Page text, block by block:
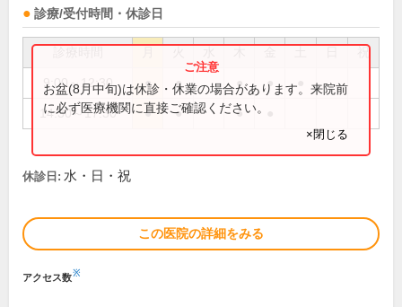
診療/受付時間・休診日
祝
9:00～12:30 ● ● ● ●
14:30～17:30 ● ● ●
お盆(8月中旬)は休診・休業の場合があります。来院前
に必ず医療機関に直接ご確認ください。
×閉じる
休診日: 水・日・祝
この医院の詳細をみる
アクセス数※